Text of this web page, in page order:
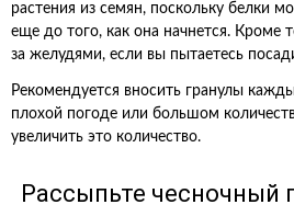
растения из семян, поскольку белки
еще до того, как она начнется. Кроме
за желудями, если вы пытаетесь
Рекомендуется вносить гранулы
плохой погоде или большом
увеличить это количество.
Рассыпьте чесночный